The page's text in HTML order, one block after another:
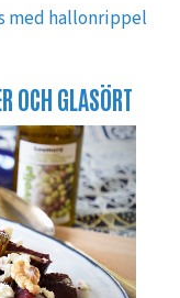
med hallonrippel
OCH GLASÖRT